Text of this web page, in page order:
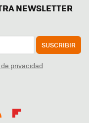
NEWSLETTER
SUSCRIBIR
privacidad